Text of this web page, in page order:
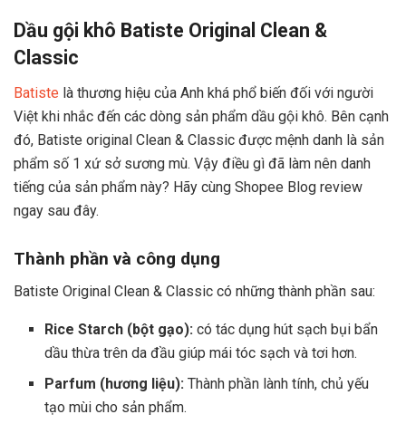
Dầu gội khô Batiste Original Clean &
Classic
Batiste là thương hiệu của Anh khá phổ biến đối với người
Việt khi nhắc đến các dòng sản phẩm dầu gội khô. Bên cạnh
đó, Batiste original Clean & Classic được mệnh danh là sản
phẩm số 1 xứ sở sương mù. Vậy điều gì đã làm nên danh
tiếng của sản phẩm này? Hãy cùng Shopee Blog review
ngay sau đây.
Thành phần và công dụng
Batiste Original Clean & Classic có những thành phần sau:
Rice Starch (bột gạo): có tác dụng hút sạch bụi bẩn
dầu thừa trên da đầu giúp mái tóc sạch và tơi hơn.
Parfum (hương liệu): Thành phần lành tính, chủ yếu
tạo mùi cho sản phẩm.